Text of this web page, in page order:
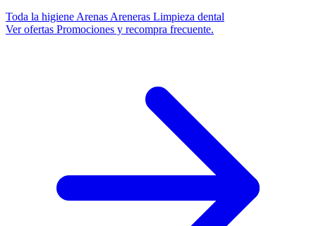
Toda la higiene Arenas Areneras Limpieza dental
Ver ofertas Promociones y recompra frecuente.